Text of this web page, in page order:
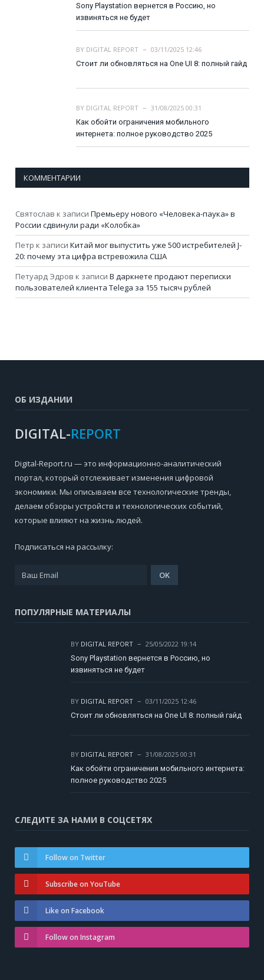
Sony Playstation вернется в Россию, но
извиняться не будет
BY DIGITAL REPORT
03/11/2025 12:46
Стоит ли обновляться на One UI 8: полный гайд
BY DIGITAL REPORT
31/08/2025 00:31
Как обойти ограничения мобильного
интернета: полное руководство 2025
КОММЕНТАРИИ
Святослав к записи Премьеру нового «Человека-паука» в
России сдвинули ради «Колобка»
Петр к записи Китай мог выпустить уже 500 истребителей J-
20: почему эта цифра встревожила США
Петуард Эдров к записи В даркнете продают переписки
пользователей клиента Telega за 155 тысяч рублей
ОБ ИЗДАНИИ
DIGITAL-REPORT
Digital-Report.ru — это информационно-аналитический
портал, который отслеживает изменения цифровой
экономики. Мы описываем все технологические тренды,
делаем обзоры устройств и технологических событий,
которые влияют на жизнь людей.
Подписаться на рассылку:
ПОПУЛЯРНЫЕ МАТЕРИАЛЫ
BY DIGITAL REPORT
25/05/2022 19:14
Sony Playstation вернется в Россию, но
извиняться не будет
BY DIGITAL REPORT
03/11/2025 12:46
Стоит ли обновляться на One UI 8: полный гайд
BY DIGITAL REPORT
31/08/2025 00:31
Как обойти ограничения мобильного интернета:
полное руководство 2025
СЛЕДИТЕ ЗА НАМИ В СОЦСЕТЯХ
Follow on Twitter
Subscribe on YouTube
Like on Facebook
Follow on Instagram